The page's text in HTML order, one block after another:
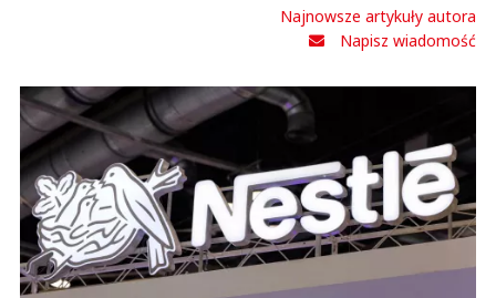
Najnowsze artykuły autora
Napisz wiadomość